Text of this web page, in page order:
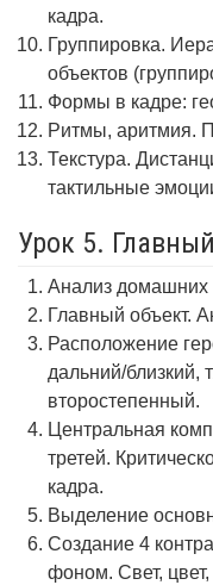
кадра.
Группировка.
объектов
Формы в кадре:
Ритмы, аритмия.
Текстура.
тактильные
Урок 5.
Анализ домашних
Главный объект.
Расположение
дальний/близкий,
второстепенный.
Центральная
третей.
кадра.
Выделение
Создание 4
фоном. Свет,